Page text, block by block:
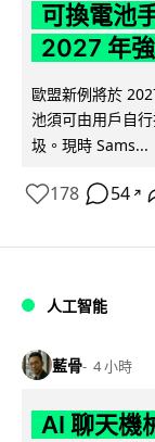
可換電池
2027 年
歐盟新例將於
池須可由用戶自
圾。現時 Sams...
178 54 ↗
人工智能
藍骨 4 小時
AI 聊天機